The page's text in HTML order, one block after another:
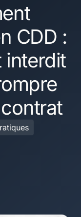
CDD :
interdit